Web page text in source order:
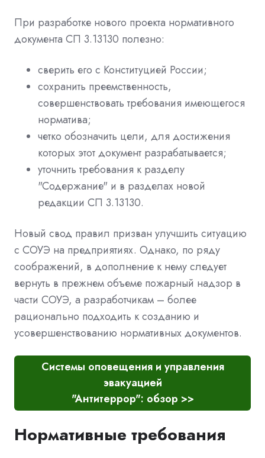
При разработке нового проекта нормативного
документа СП 3.13130 полезно:
сверить его с Конституцией России;
сохранить преемственность,
совершенствовать требования имеющегося
норматива;
четко обозначить цели, для достижения
которых этот документ разрабатывается;
уточнить требования к разделу
"Содержание" и в разделах новой
редакции СП 3.13130.
Новый свод правил призван улучшить ситуацию
с СОУЭ на предприятиях. Однако, по ряду
соображений, в дополнение к нему следует
вернуть в прежнем объеме пожарный надзор в
части СОУЭ, а разработчикам – более
рационально подходить к созданию и
усовершенствованию нормативных документов.
Системы оповещения и управления
эвакуацией
"Антитеррор": обзор >>
Нормативные требования